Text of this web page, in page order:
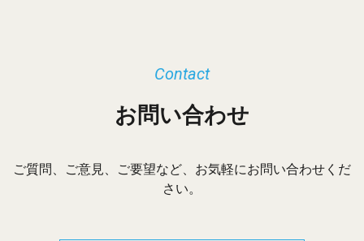
お問い合わせ
Contact
ご質問、ご意見、ご要望など、お気軽にお問い合わせくだ
さい。